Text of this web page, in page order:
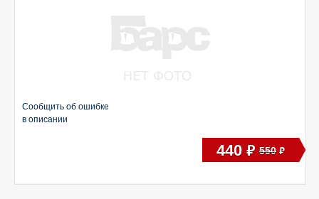
Сообщить об ошибке
в описании
440 руб 550 руб